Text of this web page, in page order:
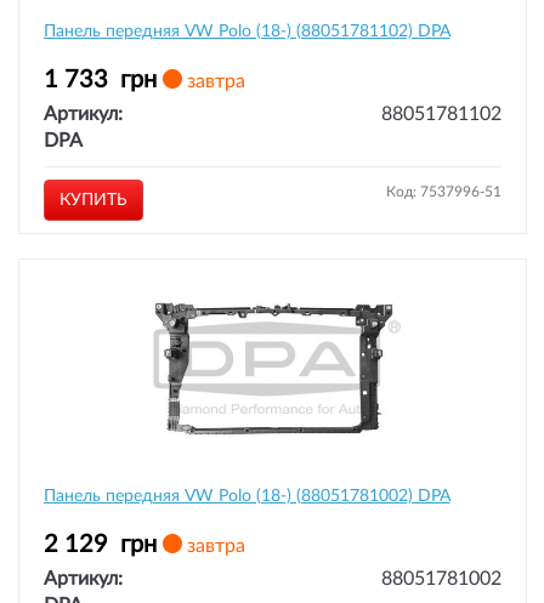
Панель передняя VW Polo (18-) (88051781102) DPA
1 733 грн
завтра
Артикул:
88051781102
DPA
КУПИТЬ Код: 7537996-51
Панель передняя VW Polo (18-) (88051781002) DPA
2 129 грн
завтра
Артикул:
88051781002